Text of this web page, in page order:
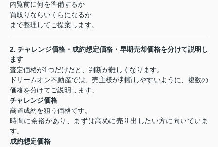
内覧前に何を準備するか
買取りならいくらになるか
まで整理してご提案します。
2. チャレンジ価格・成約想定価格・早期売却価格を分けて説明し
ます
査定価格が1つだけだと、判断が難しくなります。
ドリームオン不動産では、売主様が判断しやすいように、複数の
価格を分けてご説明します。
チャレンジ価格
高値成約を狙う価格です。
時間に余裕があり、まずは高めに売り出したい方に向いていま
す。
成約想定価格